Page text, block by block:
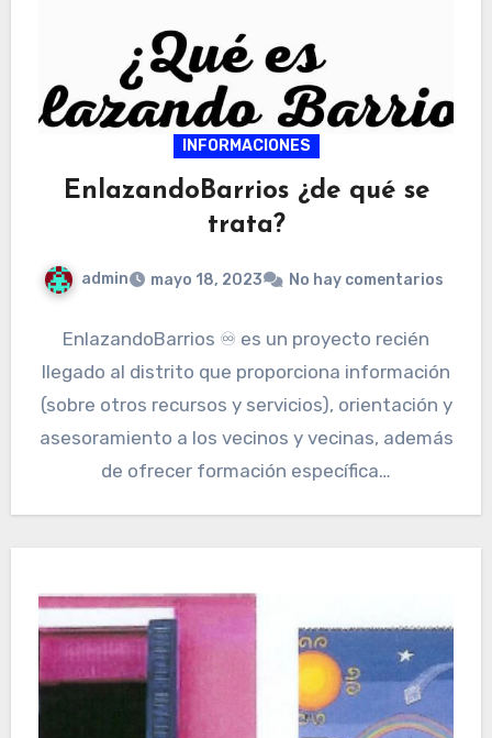
INFORMACIONES
EnlazandoBarrios ¿de qué se
trata?
admin mayo 18, 2023 No hay comentarios
EnlazandoBarrios ♾ es un proyecto recién
llegado al distrito que proporciona información
(sobre otros recursos y servicios), orientación y
asesoramiento a los vecinos y vecinas, además
de ofrecer formación específica…